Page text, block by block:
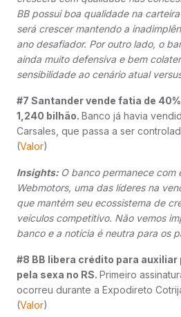
BB possui boa qualidade na
será crescer mantendo a
ano desafiador. Por outro lado, o
ainda muito defensiva e bem
sensibilidade ao cenário atual
#7 Santander vende fatia de
1,240 bilhão. Banco já havia
Carsales, que passa a ser
(Valor)
Insights: O banco permanece com
Webmotors, uma das líderes na
que mantém seu ecossistema de
veículos competitivo. Não vemos
banco e a notícia é neutra para os
#8 BB libera crédito para
pela sexa no RS. Primeiro
ocorreu durante a Expodireto
(Valor)